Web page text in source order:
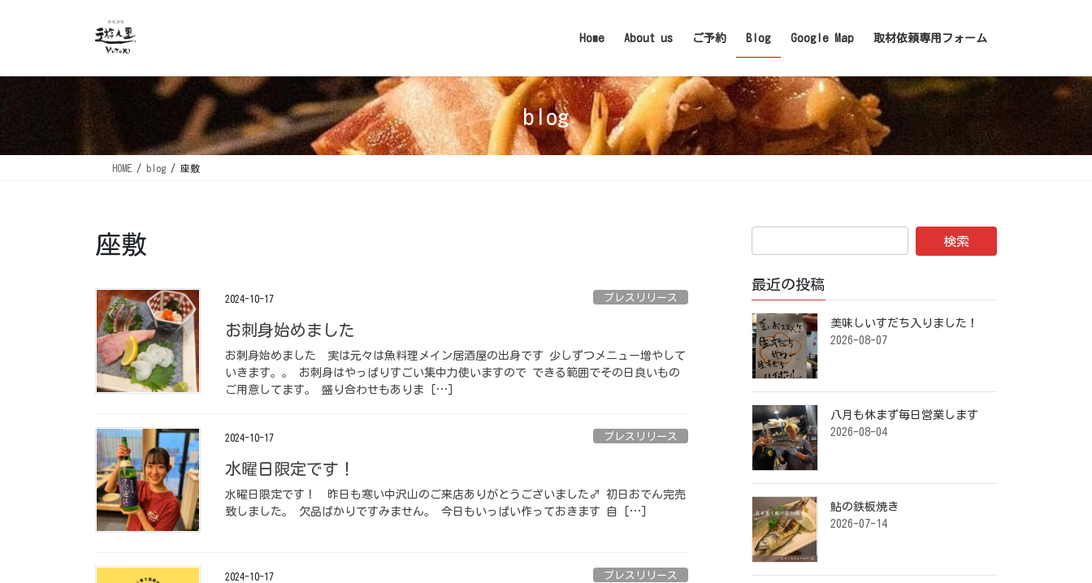
Home About us ご予約 Blog Google Map 取材依頼専用フォーム
blog
HOME blog 座敷
座敷
2024-10-17 プレスリリース
お刺身始めました️ ⁡
お刺身始めました️ ⁡ 実は元々は魚料理メイン居酒屋の出身です 少しずつメニュー増やして
いきます。。 お刺身はやっぱりすごい集中力使いますので できる範囲でその日良いもの
ご用意してます。 盛り合わせもありま […]
2024-10-17 プレスリリース
水曜日限定です！ ⁡
水曜日限定です！ ⁡ 昨日も寒い中沢山のご来店ありがとうございました‍♂️ 初日おでん完売
致しました。 欠品ばかりですみません。 今日もいっぱい作っておきます️ 自 […]
2024-10-17 プレスリリース
最近の投稿
美味しいすだち入りました！ ⁡
2026-08-07
八月も休まず毎日営業します️ ⁡
2026-08-04
鮎の鉄板焼き ⁡
2026-07-14